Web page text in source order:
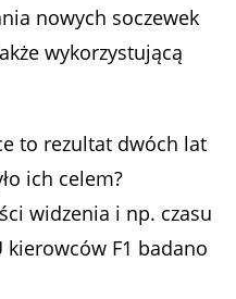
nowych soczewek
wykorzystującą
to rezultat dwóch lat
ich celem?
widzenia i np. czasu
kierowców F1 badano